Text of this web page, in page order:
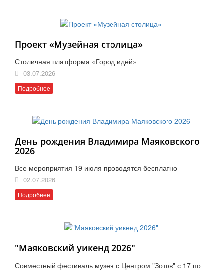
Проект «Музейная столица»
Столичная платформа «Город идей»
03.07.2026
Подробнее
День рождения Владимира Маяковского
2026
Все мероприятия 19 июля проводятся бесплатно
02.07.2026
Подробнее
"Маяковский уикенд 2026"
Совместный фестиваль музея с Центром "Зотов" с 17 по